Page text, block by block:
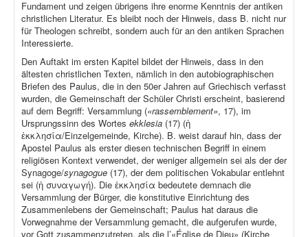
Fundament und zeigen übrigens ihre enorme Kenntnis der antiken
christlichen Literatur. Es bleibt noch der Hinweis, dass B. nicht nur
für Theologen schreibt, sondern auch für an den antiken Sprachen
Interessierte.
Den Auftakt im ersten Kapitel bildet der Hinweis, dass in den
ältesten christlichen Texten, nämlich in den autobiographischen
Briefen des Paulus, die in den 50er Jahren auf Griechisch verfasst
wurden, die Gemeinschaft der Schüler Christi erscheint, basierend
auf dem Begriff: Versammlung («rassemblement», 17), im
Ursprungssinn des Wortes ekklesia (17) (ἡ
ἐκκλησία/Einzelgemeinde, Kirche). B. weist darauf hin, dass der
Apostel Paulus als erster diesen technischen Begriff in einem
religiösen Kontext verwendet, der weniger allgemein sei als der der
Synagoge/synagogue (17), der dem politischen Vokabular entlehnt
sei (ἡ συναγωγή). Die ἐκκλησία bedeutete demnach die
Versammlung der Bürger, die konstitutive Einrichtung des
Zusammenlebens der Gemeinschaft; Paulus hat daraus die
Vorwegnahme der Versammlung gemacht, die aufgerufen wurde,
vor Gott zusammenzutreten, als die l’«Église de Dieu» (Kirche